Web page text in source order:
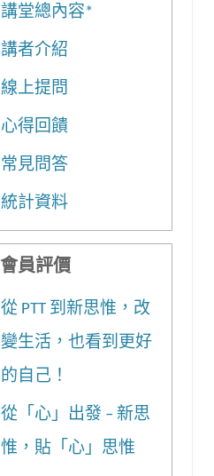
講堂總內容*
講者介紹
線上提問
心得回饋
常見問答
統計資料
會員評價
從 PTT 到新思惟，改
變生活，也看到更好
的自己！
從「心」出發 – 新思
惟，貼「心」思惟